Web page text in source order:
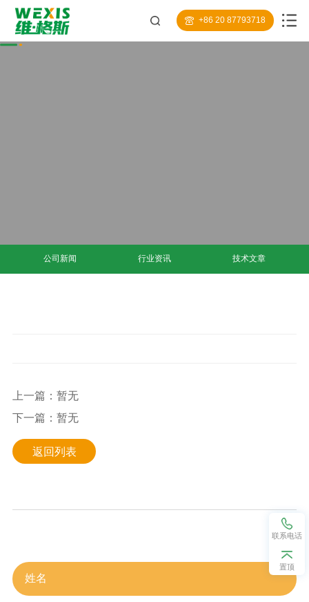
+86 20 87793718
公司新闻 行业资讯 技术文章
上一篇：暂无
下一篇：暂无
返回列表
联系电话
置顶